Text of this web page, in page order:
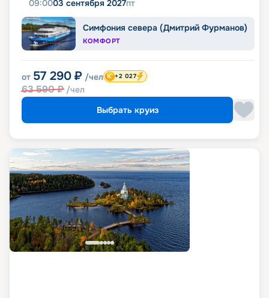
09:0003 сентября 2027пт
Симфония севера (Дмитрий Фурманов)
КОМФОРТ
от 57 290 ₽ /чел
63 590₽ /чел
+2 027
Выбрать круиз